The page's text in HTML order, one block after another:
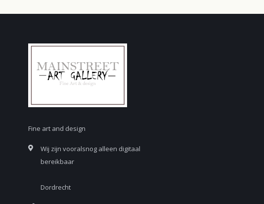
Fine art and design
Wij zijn vooralsnog alleen digitaal
bereikbaar
Dordrecht